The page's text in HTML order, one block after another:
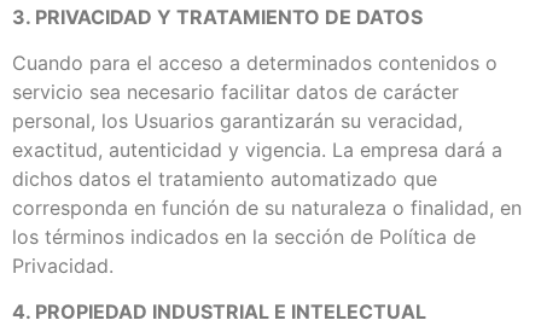
3. PRIVACIDAD Y TRATAMIENTO DE DATOS
Cuando para el acceso a determinados contenidos o
servicio sea necesario facilitar datos de carácter
personal, los Usuarios garantizarán su veracidad,
exactitud, autenticidad y vigencia. La empresa dará a
dichos datos el tratamiento automatizado que
corresponda en función de su naturaleza o finalidad, en
los términos indicados en la sección de Política de
Privacidad.
4. PROPIEDAD INDUSTRIAL E INTELECTUAL